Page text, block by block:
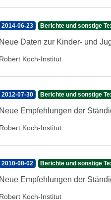
2014-06-23 Berichte und sonstige
Neue Daten zur Kinder- und
Robert Koch-Institut
2012-07-30 Berichte und sonstige
Neue Empfehlungen der
Robert Koch-Institut
2010-08-02 Berichte und sonstige
Neue Empfehlungen der
Robert Koch-Institut